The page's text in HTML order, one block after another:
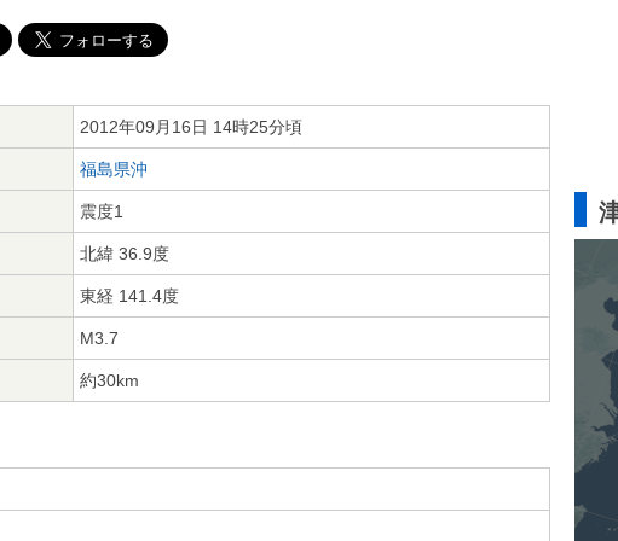
2012年09月16日 14時25分頃
福島県沖
震度1
北緯 36.9度
東経 141.4度
M3.7
約30km